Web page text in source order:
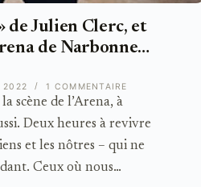
de Julien Clerc, et
de Narbonne…
scène de l’Arena, à
Deux heures à revivre
et les nôtres – qui ne
Ceux où nous…
2022 1 COMMENTAIRE